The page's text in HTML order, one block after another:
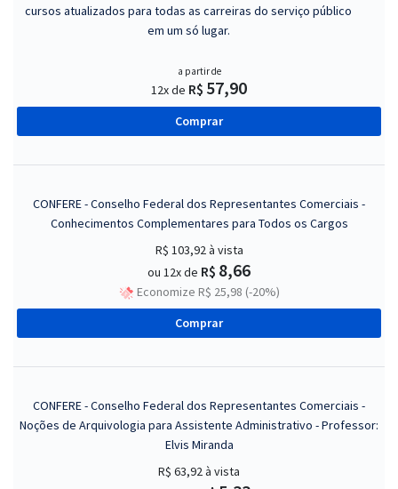
cursos atualizados para todas as carreiras do serviço público
em um só lugar.
a partir de
12x de R$ 57,90
Comprar
CONFERE - Conselho Federal dos Representantes Comerciais -
Conhecimentos Complementares para Todos os Cargos
R$ 103,92à vista
ou 12x de R$ 8,66
Economize R$ 25,98 (-20%)
Comprar
CONFERE - Conselho Federal dos Representantes Comerciais -
Noções de Arquivologia para Assistente Administrativo - Professor:
Elvis Miranda
R$ 63,92à vista